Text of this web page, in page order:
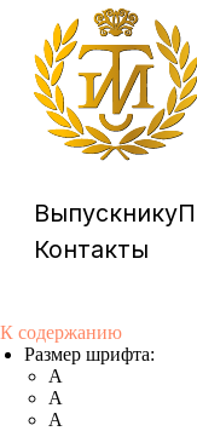
ВыпускникуПроекты
К содержанию
Размер шрифта:
A
A
A